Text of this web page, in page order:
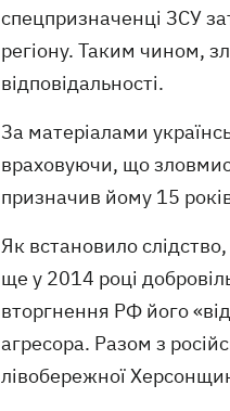
спецпризначенці ЗСУ
регіону. Таким чином,
відповідальності.
За матеріалами
враховуючи, що
призначив йому 15
Як встановило
ще у 2014 році
вторгнення РФ його
агресора. Разом з
лівобережної